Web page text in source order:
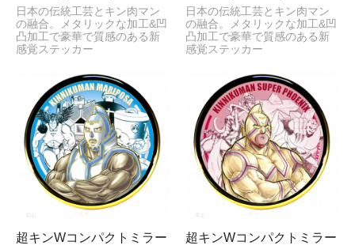
日本の伝統工芸とキン肉マン
の融合。メタリックな加工&凹
凸加工で豪華で質感のある新
感覚ステッカー
日本の伝統工芸とキン肉マン
の融合。メタリックな加工&凹
凸加工で豪華で質感のある新
感覚ステッカー
超キンWコンパクトミラー
超キンWコンパクトミラー